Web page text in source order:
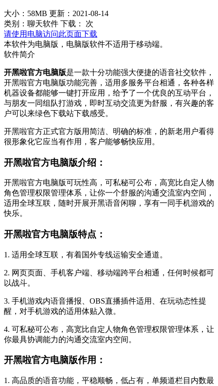
大小：58MB 更新：2021-08-14
类别：聊天软件 下载：
次
请使用电脑访问此页面下载
本软件为电脑版，电脑版软件不适用于移动端。
软件简介
开黑啦官方电脑版是一款十分功能强大便捷的语音社交软件，
开黑啦官方电脑版功能完善，适用多服务平台相通，各种各样
机器设备都能够一键打开应用，给予了一个优良的互动平台，
与朋友一同组队打游戏，即时互动交流更为舒服，有兴趣的客
户可以来绿色下载站下载感受。
开黑啦官方正式官方版用简洁、明确的标准，的新老用户看得
很形象化它应当有作用，客户能够畅快应用。
开黑啦官方电脑版介绍：
开黑啦官方电脑版可玩性高，可私秘可公布，高宽比自定人物
角色管理权限管理体系，让你一个舒服的沟通交流室内空间，
适用全球互联，随时开展开黑语音闲聊，享有一同手机游戏的
快乐。
开黑啦官方电脑版特点：
1. 适用全球互联，有着国外专线运输安全通道。
2. 网页页面、手机客户端、移动端跨平台相通，任何时候都可
以战斗。
3. 手机游戏内语音播报、OBS直播插件适用、在玩动态性提
醒，对手机游戏的适用体贴入微。
4. 可私秘可公布，高宽比自定人物角色管理权限管理体系，让
你最具协调能力的沟通交流室内空间。
开黑啦官方电脑版作用：
1. 高品质的语音功能，平稳顺畅，低占有，单频道栏目内数最